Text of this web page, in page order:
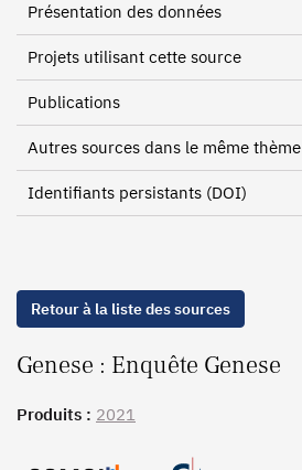
Présentation des données
Projets utilisant cette source
Publications
Autres sources dans le même thème
Identifiants persistants (DOI)
Retour à la liste des sources
Genese : Enquête Genese
Produits : 2021